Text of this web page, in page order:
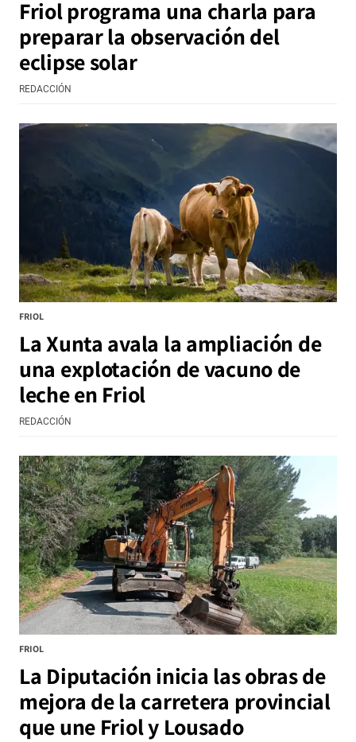
Friol programa una charla para
preparar la observación del
eclipse solar
REDACCIÓN
FRIOL
La Xunta avala la ampliación de
una explotación de vacuno de
leche en Friol
REDACCIÓN
FRIOL
La Diputación inicia las obras de
mejora de la carretera provincial
que une Friol y Lousado